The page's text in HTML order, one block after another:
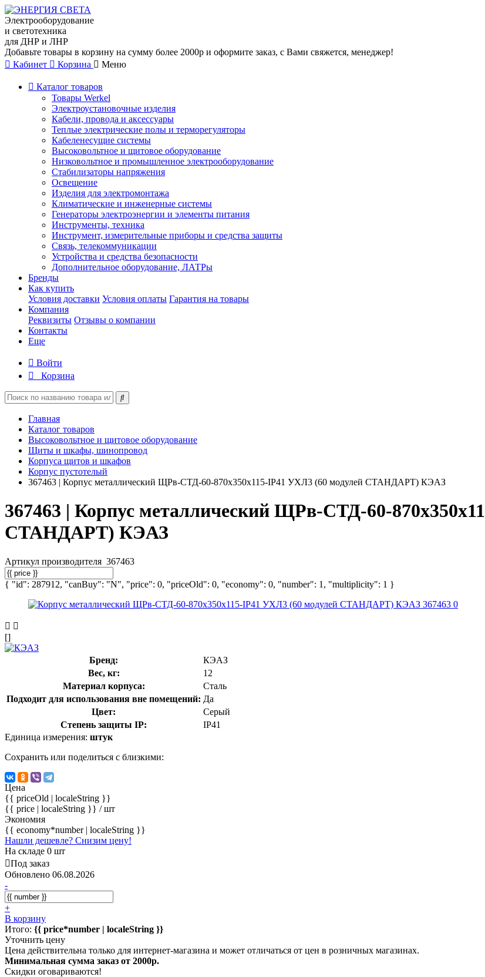
Электрооборудование
и светотехника
для ДНР и ЛНР
Добавьте товары в корзину на сумму более 2000р и оформите заказ, с Вами свяжется, менеджер!
Кабинет
Корзина Меню
Каталог товаров
Товары Werkel
Электроустановочные изделия
Кабели, провода и аксессуары
Теплые электрические полы и терморегуляторы
Кабеленесущие системы
Высоковольтное и щитовое оборудование
Низковольтное и промышленное электрооборудование
Стабилизаторы напряжения
Освещение
Изделия для электромонтажа
Климатические и инженерные системы
Генераторы электроэнергии и элементы питания
Инструменты, техника
Инструмент, измерительные приборы и средства защиты
Связь, телекоммуникации
Устройства и средства безопасности
Дополнительное оборудование, ЛАТРы
Бренды
Как купить
Условия доставки Условия оплаты Гарантия на товары
Компания
Реквизиты Отзывы о компании
Контакты
Еще
Войти
Корзина
Главная
Каталог товаров
Высоковольтное и щитовое оборудование
Щиты и шкафы, шинопровод
Корпуса щитов и шкафов
Корпус пустотелый
367463 | Корпус металлический ЩРв-СТД-60-870х350х115-IP41 УХЛ3 (60 модулей СТАНДАРТ) КЭАЗ
367463 | Корпус металлический ЩРв-СТД-60-
СТАНДАРТ) КЭАЗ
Артикул производителя 367463
{ "id": 287912, "canBuy": "N", "price": 0, "priceOld": 0, "economy": 0, "number": 1, "multiplicity": 1 }
[]
Бренд:
КЭАЗ
Вес, кг:
12
Материал корпуса:
Сталь
Подходит для использования вне помещений: Да
Цвет:
Серый
Степень защиты IP:
IP41
Единица измерения: штук
Сохранить или поделиться с близкими:
Цена
{{ priceOld | localeString }}
{{ price | localeString }} / шт
Экономия
{{ economy*number | localeString }}
Нашли дешевле? Снизим цену!
На складе 0 шт
Под заказ
Обновлено 06.08.2026
-
+
В корзину
Итого: {{ price*number | localeString }}
Уточнить цену
Цена действительна только для интернет-магазина и может отличаться от цен в розничных магазинах.
Минимальная сумма заказ от 2000р.
Скидки оговариваются!